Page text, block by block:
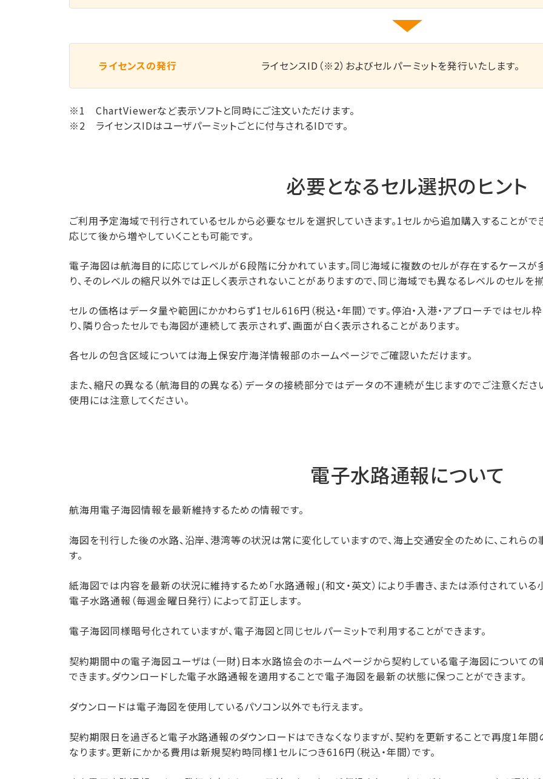
ライセンスの発行 ライセンスID（※2）およびセルパーミットを発行いたします。
※1 ChartViewerなど表示ソフトと同時にご注文いただけます。
※2 ライセンスIDはユーザパーミットごとに付与されるIDです。
必要となるセル選択のヒント
ご利用予定海域で刊行されているセルから必要なセルを選択していきます。1セルから追加購入することが
応じて後から増やしていくことも可能です。
電子海図は航海目的に応じてレベルが６段階に分かれています。同じ海域に複数のセルが存在するケース
り、そのレベルの縮尺以外では正しく表示されないことがありますので、同じ海域でも異なるレベルのセルを
セルの価格はデータ量や範囲にかかわらず1セル616円（税込・年間）です。停泊・入港・アプローチではセ
り、隣り合ったセルでも海図が連続して表示されず、画面が白く表示されることがあります。
各セルの包含区域については海上保安庁海洋情報部のホームページでご確認いただけます。
また、縮尺の異なる（航海目的の異なる）データの接続部分ではデータの不連続が生じますのでご注意くだ
使用には注意してください。
電子水路通報について
航海用電子海図情報を最新維持するための情報です。
海図を刊行した後の水路、沿岸、港湾等の状況は常に変化していますので、海上交通安全のために、これら
す。
紙海図では内容を最新の状況に維持するため「水路通報」(和文・英文）により手書き、または添付されてい
電子水路通報（毎週金曜日発行）によって訂正します。
電子海図同様暗号化されていますが、電子海図と同じセルパーミットで利用することができます。
契約期間中の電子海図ユーザは（一財)日本水路協会のホームページから契約している電子海図について
できます。ダウンロードした電子水路通報を適用することで電子海図を最新の状態に保つことができます。
ダウンロードは電子海図を使用しているパソコン以外でも行えます。
契約期限日を過ぎると電子水路通報のダウンロードはできなくなりますが、契約を更新することで再度1年
なります。更新にかかる費用は新規契約時同様1セルにつき616円（税込・年間）です。